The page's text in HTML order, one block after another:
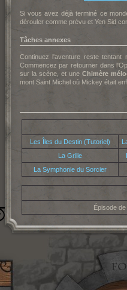
Si vous avez déjà terminé ce
dérouler comme prévu et Yen Sid
Tâches annexes
Continuez l'aventure reste
Commencez par retourner dans
sur la scène, et une Chimère
mont Saint Michel où Mickey était
Les Îles du Destin (Tutoriel)
La Grille
La Symphonie du Sorcier
Épisode